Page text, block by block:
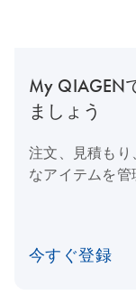
My QIAGEN
ましょう
注文、見積も
なアイテムを管
今すぐ登録